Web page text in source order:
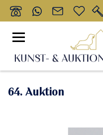
64. Auktion